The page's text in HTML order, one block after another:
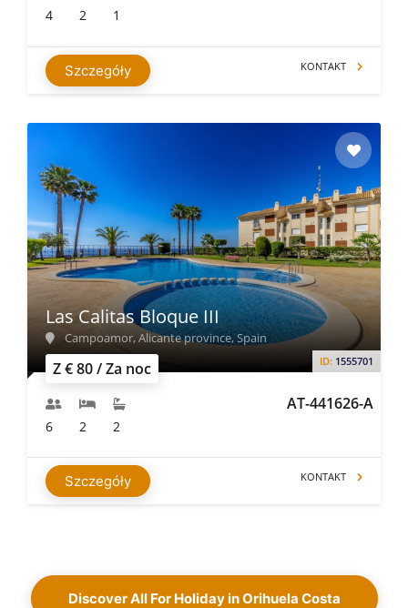
4 2 1
Szczegóły KONTAKT
Z € 80 / Za noc ID: 1555701
AT-441626-A
Las Calitas Bloque III
Campoamor, Alicante province, Spain
6 2 2
Szczegóły KONTAKT
Discover All For Holiday in Orihuela Costa